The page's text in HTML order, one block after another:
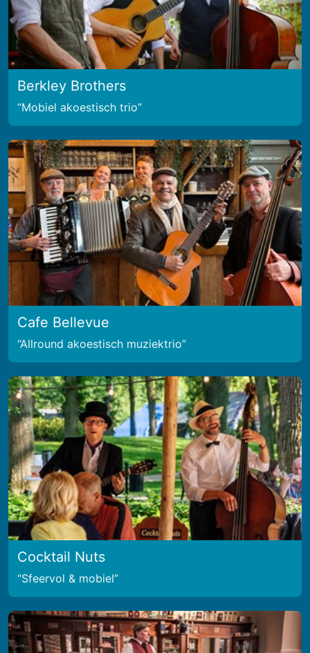
Berkley Brothers
Mobiel akoestisch trio
Cafe Bellevue
Allround akoestisch muziektrio
Cocktail Nuts
Sfeervol & mobiel